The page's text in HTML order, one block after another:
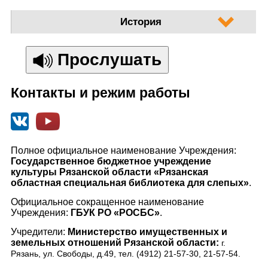
История
Прослушать
Контакты и режим работы
Полное официальное наименование Учреждения:
Государственное бюджетное учреждение
культуры Рязанской области «Рязанская
областная специальная библиотека для слепых».
Официальное сокращенное наименование
Учреждения: ГБУК РО «РОСБС».
Учредители: Министерство имущественных и
земельных отношений Рязанской области: г.
Рязань, ул. Свободы, д.49, тел. (4912) 21-57-30, 21-57-54.